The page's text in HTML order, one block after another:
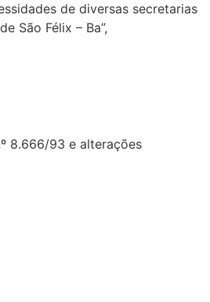
de diversas secretarias
São Félix – Ba”,
8.666/93 e alterações